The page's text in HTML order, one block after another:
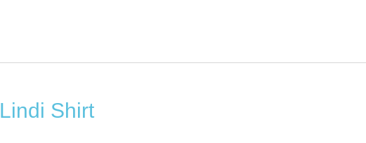
Lindi Shirt